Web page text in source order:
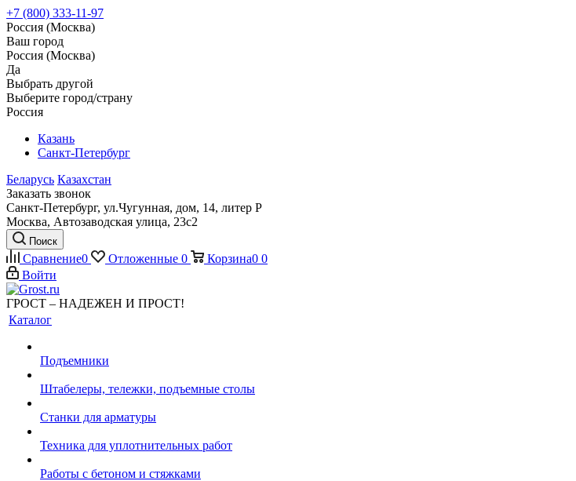
+7 (800) 333-11-97
Россия (Москва)
Ваш город
Россия (Москва)
Да
Выбрать другой
Выберите город/страну
Россия
Казань
Санкт-Петербург
Беларусь Казахстан
Заказать звонок
Санкт-Петербург, ул.Чугунная, дом, 14, литер Р
Москва, Автозаводская улица, 23с2
Поиск
Сравнение0 Отложенные 0 Корзина0 0
Войти
ГРОСТ – НАДЕЖЕН И ПРОСТ!
Каталог
Подъемники
Штабелеры, тележки, подъемные столы
Станки для арматуры
Техника для уплотнительных работ
Работы с бетоном и стяжками